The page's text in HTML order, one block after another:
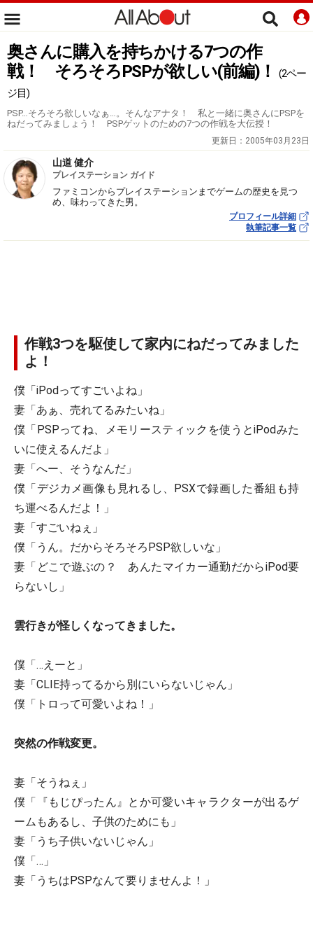
奥さんに購入を持ちかける7つの作
戦！ そろそろPSPが欲しい(前編)！
(2ペー
ジ目)
PSP…そろそろ欲しいなぁ…。そんなアナタ！ 私と一緒に奥さんにPSPを
ねだってみましょう！ PSPゲットのための7つの作戦を大伝授！
更新日： 2005年03月23日
山道 健介
プレイステーション ガイド
ファミコンからプレイステーションまでゲームの歴史を見つ
め、味わってきた男。
プロフィール詳細
執筆記事一覧
作戦3つを駆使して家内にねだってみました
よ！
僕「iPodってすごいよね」
妻「あぁ、売れてるみたいね」
僕「PSPってね、メモリースティックを使うとiPodみた
いに使えるんだよ」
妻「へー、そうなんだ」
僕「デジカメ画像も見れるし、PSXで録画した番組も持
ち運べるんだよ！」
妻「すごいねぇ」
僕「うん。だからそろそろPSP欲しいな」
妻「どこで遊ぶの？ あんたマイカー通勤だからiPod要
らないし」
雲行きが怪しくなってきました。
僕「…えーと」
妻「CLIE持ってるから別にいらないじゃん」
僕「トロって可愛いよね！」
突然の作戦変更。
妻「そうねぇ」
僕「『もじぴったん』とか可愛いキャラクターが出るゲ
ームもあるし、子供のためにも」
妻「うち子供いないじゃん」
僕「…」
妻「うちはPSPなんて要りませんよ！」